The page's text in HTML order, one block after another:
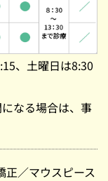
、土曜日は8:30
なる場合は、事
正／マウスピース